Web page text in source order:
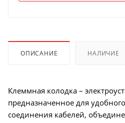
ОПИСАНИЕ НАЛИЧИЕ
Клеммная колодка –
предназначенное для
соединения кабелей,